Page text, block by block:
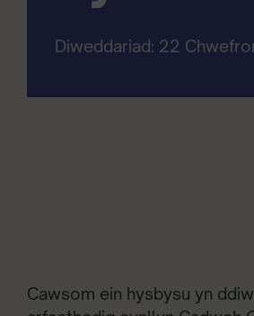
Diweddariad: 22
Cawsom ein hysbysu yn